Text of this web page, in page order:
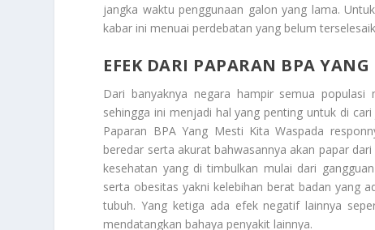
jangka waktu penggunaan galon yang lama.
kabar ini menuai perdebatan yang belum
EFEK DARI PAPARAN BPA
Dari banyaknya negara hampir semua
sehingga ini menjadi hal yang penting untuk di
Paparan BPA Yang Mesti Kita Waspada
beredar serta akurat bahwasannya akan papar
kesehatan yang di timbulkan mulai dari
serta obesitas yakni kelebihan berat badan yang
tubuh. Yang ketiga ada efek negatif lainnya
mendatangkan bahaya penyakit lainnya.